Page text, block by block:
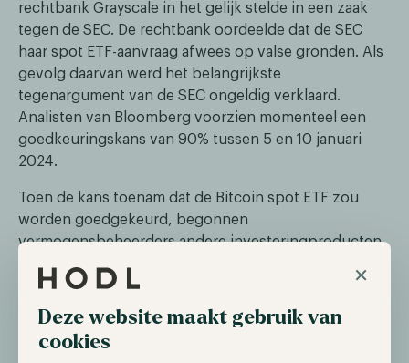
×
Deze website maakt gebruik van
cookies
rechtbank Grayscale in het gelijk stelde in een zaak
tegen de SEC. De rechtbank oordeelde dat de SEC
haar spot ETF-aanvraag afwees op valse gronden. Als
gevolg daarvan werd het belangrijkste
tegenargument van de SEC ongeldig verklaard.
Analisten van Bloomberg voorzien momenteel een
goedkeuringskans van 90% tussen 5 en 10 januari
2024.
Toen de kans toenam dat de Bitcoin spot ETF zou
worden goedgekeurd, begonnen
vermogensbeheerders andere investeringproducten
de introductie van negen op Ether futures
gebaseerde ETF's en de aanvraag van twee Ether spot
ETF's. Deze versnelde goedkeuringen resulteerde in
een golf van marktvertrouwen en een opwaartse